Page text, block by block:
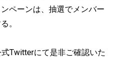
ペーンは、抽選でメンバー
。
Twitterにて是非ご確認いた